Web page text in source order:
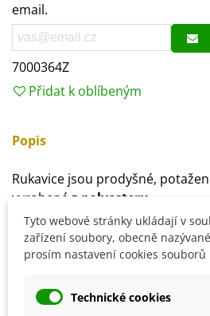
email.
7000364Z
Přidat k oblíbeným
Popis
Rukavice jsou prodyšné,
vyrobené z polyesteru
Detaily produktu
SOUVISEJÍCÍ PRODUKTY
Tyto webové stránky ukládají v
zařízení soubory, obecně
prosím nastavení cookies
Technické cookies